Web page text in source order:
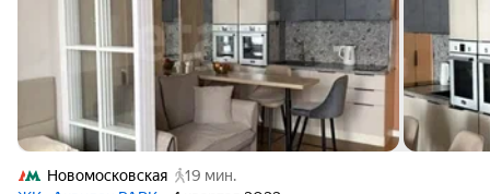
Новомосковская
19 мин.